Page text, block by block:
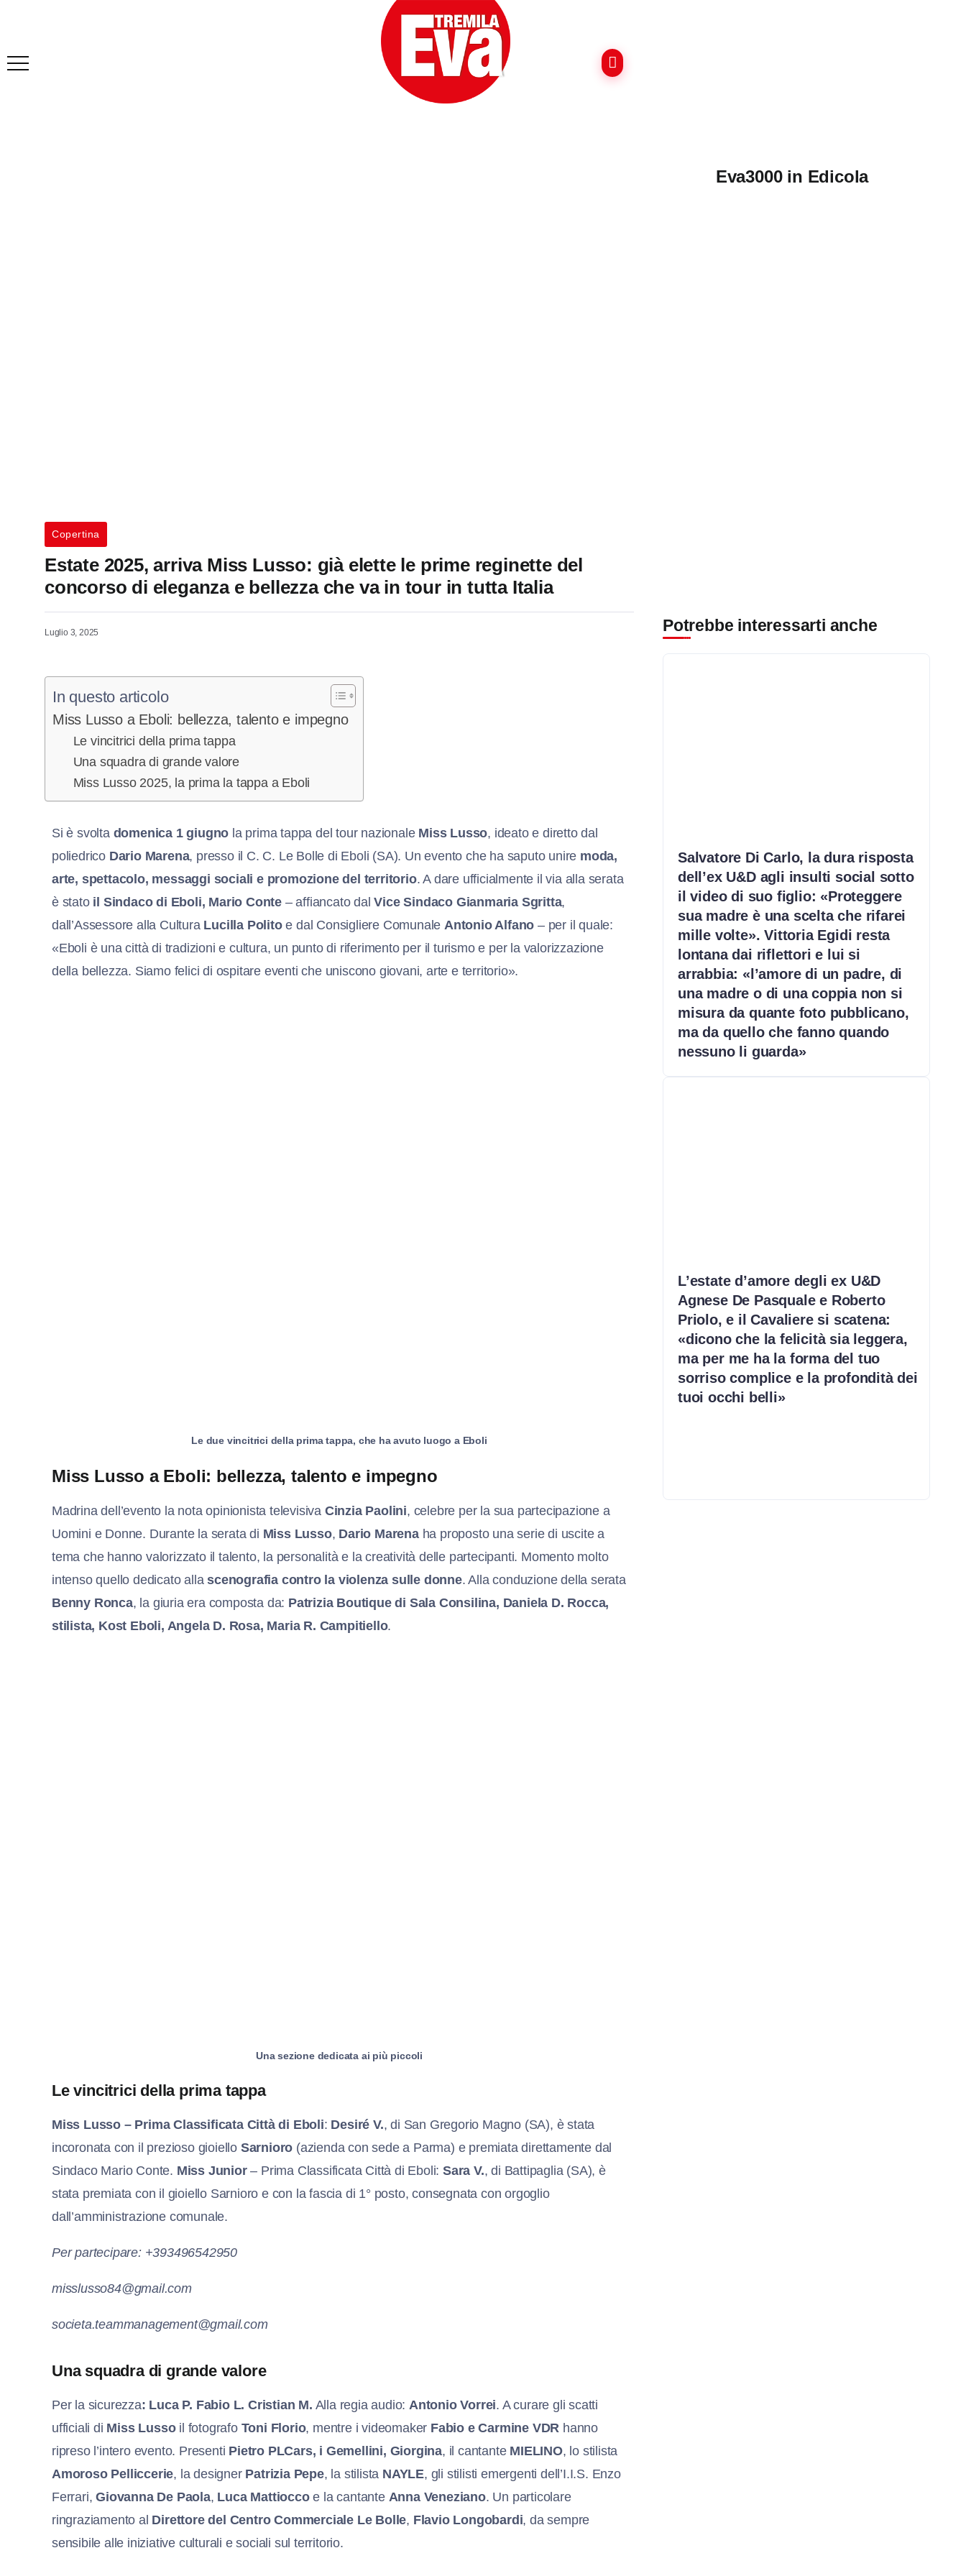
Copertina
Estate 2025, arriva Miss Lusso: già elette le prime reginette del
concorso di eleganza e bellezza che va in tour in tutta Italia
Luglio 3, 2025
In questo articolo
Miss Lusso a Eboli: bellezza, talento e impegno
Le vincitrici della prima tappa
Una squadra di grande valore
Miss Lusso 2025, la prima la tappa a Eboli
Si è svolta domenica 1 giugno la prima tappa del tour nazionale Miss Lusso, ideato e diretto dal
poliedrico Dario Marena, presso il C. C. Le Bolle di Eboli (SA). Un evento che ha saputo unire moda,
arte, spettacolo, messaggi sociali e promozione del territorio. A dare ufficialmente il via alla serata
è stato il Sindaco di Eboli, Mario Conte – affiancato dalVice Sindaco Gianmaria Sgritta,
dall’Assessore alla Cultura Lucilla Politoe dal Consigliere Comunale Antonio Alfano – per il quale:
«Eboli è una città di tradizioni e cultura, un punto di riferimento per il turismo e per la valorizzazione
della bellezza. Siamo felici di ospitare eventi che uniscono giovani, arte e territorio».
Le due vincitrici della prima tappa, che ha avuto luogo a Eboli
Miss Lusso a Eboli: bellezza, talento e impegno
Madrina dell’evento la nota opinionista televisiva Cinzia Paolini, celebre per la sua partecipazione a
Uomini e Donne. Durante la serata di Miss Lusso, Dario Marenaha proposto una serie di uscite a
tema che hanno valorizzato il talento, la personalità e la creatività delle partecipanti. Momento molto
intenso quello dedicato allascenografia contro la violenza sulle donne. Alla conduzione della serata
Benny Ronca, la giuria era composta da: Patrizia Boutique di Sala Consilina, Daniela D. Rocca,
stilista, Kost Eboli, Angela D. Rosa, Maria R. Campitiello.
Una sezione dedicata ai più piccoli
Le vincitrici della prima tappa
Miss Lusso – Prima Classificata Città di Eboli: Desiré V., di San Gregorio Magno (SA), è stata
incoronata con il prezioso gioiello Sarnioro (azienda con sede a Parma) e premiata direttamente dal
Sindaco Mario Conte. Miss Junior– Prima Classificata Città di Eboli:Sara V., di Battipaglia (SA), è
stata premiata con il gioiello Sarnioro e con la fascia di 1° posto, consegnata con orgoglio
dall’amministrazione comunale.
Per partecipare: +393496542950
misslusso84@gmail.com
societa.teammanagement@gmail.com
Una squadra di grande valore
Per la sicurezza: Luca P. Fabio L. Cristian M. Alla regia audio: Antonio Vorrei. A curare gli scatti
ufficiali di Miss Lussoil fotografo Toni Florio, mentre i videomaker Fabio e Carmine VDR hanno
ripreso l’intero evento. Presenti Pietro PLCars, i Gemellini, Giorgina, il cantante MIELINO, lo stilista
Amoroso Pelliccerie, la designer Patrizia Pepe, la stilista NAYLE, gli stilisti emergenti dell’I.I.S. Enzo
Ferrari,Giovanna De Paola, Luca Mattioccoe la cantante Anna Veneziano. Un particolare
ringraziamento al Direttore del Centro Commerciale Le Bolle, Flavio Longobardi, da sempre
sensibile alle iniziative culturali e sociali sul territorio.
Eva3000 in Edicola
Potrebbe interessarti anche
Salvatore Di Carlo, la dura risposta
dell’ex U&D agli insulti social sotto
il video di suo figlio: «Proteggere
sua madre è una scelta che rifarei
mille volte». Vittoria Egidi resta
lontana dai riflettori e lui si
arrabbia: «l’amore di un padre, di
una madre o di una coppia non si
misura da quante foto pubblicano,
ma da quello che fanno quando
nessuno li guarda»
L’estate d’amore degli ex U&D
Agnese De Pasquale e Roberto
Priolo, e il Cavaliere si scatena:
«dicono che la felicità sia leggera,
ma per me ha la forma del tuo
sorriso complice e la profondità dei
tuoi occhi belli»